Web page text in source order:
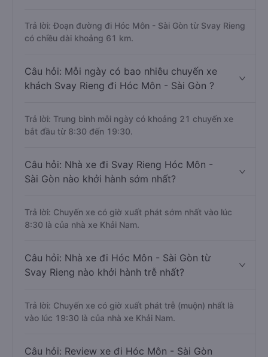
Trả lời: Đoạn đường đi Hóc Môn - Sài Gòn từ Svay Rieng
có chiều dài khoảng 61 km.
Câu hỏi: Mỗi ngày có bao nhiêu chuyến xe
khách Svay Rieng đi Hóc Môn - Sài Gòn ?
Trả lời: Trung bình mỗi ngày có khoảng 21 chuyến xe
bắt đầu từ 8:30 đến 19:30.
Câu hỏi: Nhà xe đi Svay Rieng Hóc Môn -
Sài Gòn nào khởi hành sớm nhất?
Trả lời: Chuyến xe có giờ xuất phát sớm nhất vào lúc
8:30 là của nhà xe Khải Nam.
Câu hỏi: Nhà xe đi Hóc Môn - Sài Gòn từ
Svay Rieng nào khởi hành trễ nhất?
Trả lời: Chuyến xe có giờ xuất phát trễ (muộn) nhất là
vào lúc 19:30 là của nhà xe Khải Nam.
Câu hỏi: Review xe đi Hóc Môn - Sài Gòn